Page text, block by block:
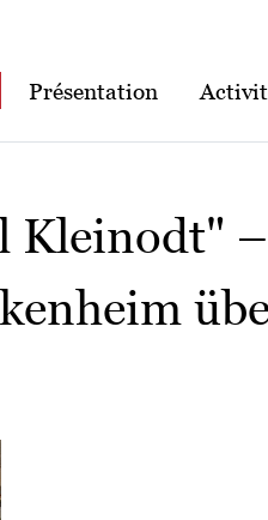
Présentation
Kleinodt"